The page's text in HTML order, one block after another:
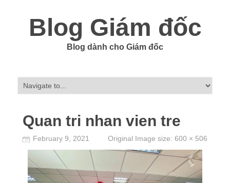
Blog Giám đốc
Blog dành cho Giám đốc
Quan tri nhan vien tre
February 9, 2021 Original Image size: 600 × 506